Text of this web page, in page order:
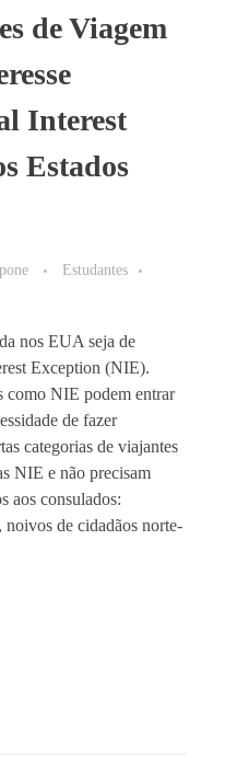
de Viagem
Interest
Estados
Estudantes
nos EUA seja de
Exception (NIE).
como NIE podem entrar
de fazer
categorias de viajantes
NIE e não precisam
aos consulados:
noivos de cidadãos norte-